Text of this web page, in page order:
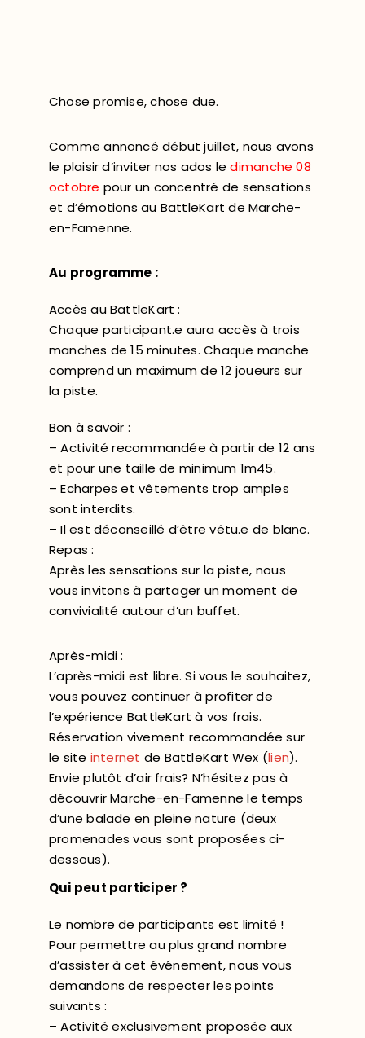
Chose promise, chose due.
Comme annoncé début juillet, nous avons
le plaisir d’inviter nos ados ledimanche 08
octobre pour un concentré de sensations
et d’émotions au BattleKart de Marche-
en-Famenne.
Au programme :
Accès au BattleKart :
Chaque participant.e aura accès à trois
manches de 15 minutes. Chaque manche
comprend un maximum de 12 joueurs sur
la piste.
Bon à savoir :
– Activité recommandée à partir de 12 ans
et pour une taille de minimum 1m45.
– Echarpes et vêtements trop amples
sont interdits.
– Il est déconseillé d’être vêtu.e de blanc.
Repas :
Après les sensations sur la piste, nous
vous invitons à partager un moment de
convivialité autour d’un buffet.
Après-midi :
L’après-midi est libre. Si vous le souhaitez,
vous pouvez continuer à profiter de
l’expérience BattleKart à vos frais.
Réservation vivement recommandée sur
le site internet de BattleKart Wex (lien).
Envie plutôt d’air frais? N’hésitez pas à
découvrir Marche-en-Famenne le temps
d’une balade en pleine nature (deux
promenades vous sont proposées ci-
dessous).
Qui peut participer ?
Le nombre de participants est limité !
Pour permettre au plus grand nombre
d’assister à cet événement, nous vous
demandons de respecter les points
suivants :
– Activité exclusivement proposée aux